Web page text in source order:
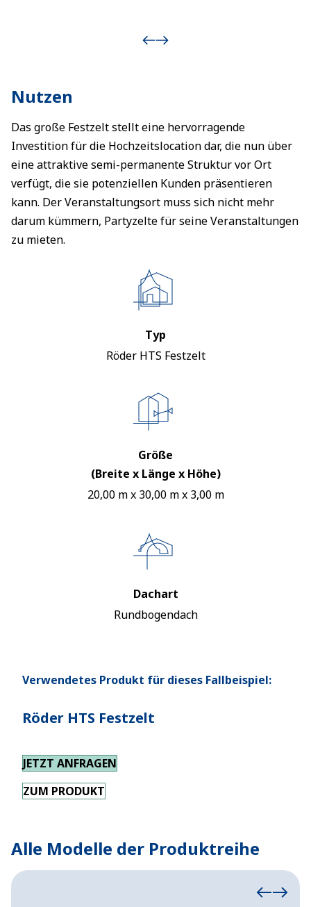
Nutzen
Das große Festzelt stellt eine hervorragende
Investition für die Hochzeitslocation dar, die nun über
eine attraktive semi-permanente Struktur vor Ort
verfügt, die sie potenziellen Kunden präsentieren
kann. Der Veranstaltungsort muss sich nicht mehr
darum kümmern, Partyzelte für seine Veranstaltungen
zu mieten.
Typ
Röder HTS Festzelt
Größe
(Breite x Länge x Höhe)
20,00 m x 30,00 m x 3,00 m
Dachart
Rundbogendach
Verwendetes Produkt für dieses Fallbeispiel:
Röder HTS Festzelt
JETZT ANFRAGEN
ZUM PRODUKT
Alle Modelle der Produktreihe